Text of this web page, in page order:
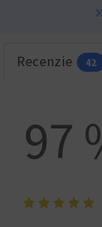
Recenzie 42
97
5